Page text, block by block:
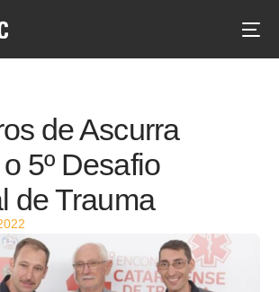
de Ascurra
5º Desafio
de Trauma